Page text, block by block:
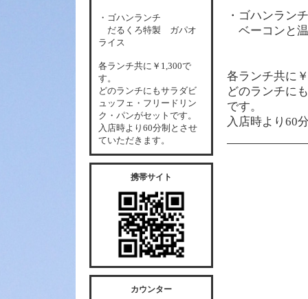
・ゴハンランチ
ベーコンと
各ランチ共に
どのランチに
です。
入店時より60
・ゴハンランチ
だるくろ特製 ガパオ
ライス
各ランチ共に￥1,300で
す。
どのランチにもサラダビ
ュッフェ・フリードリン
ク・パンがセットです。
入店時より60分制とさせ
ていただきます。
携帯サイト
カウンター